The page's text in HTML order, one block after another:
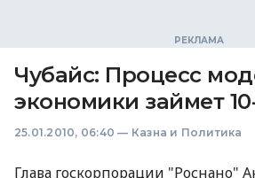
Чубайс: Процесс
экономики займет
25.01.2010, 06:40 — Казна и Политика
Глава госкорпорации "Роснано"